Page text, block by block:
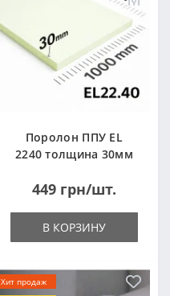
Поролон ППУ EL
2240 толщина 30мм
(1000x2000мм)
449 грн/шт.
В КОРЗИНУ
Хит продаж